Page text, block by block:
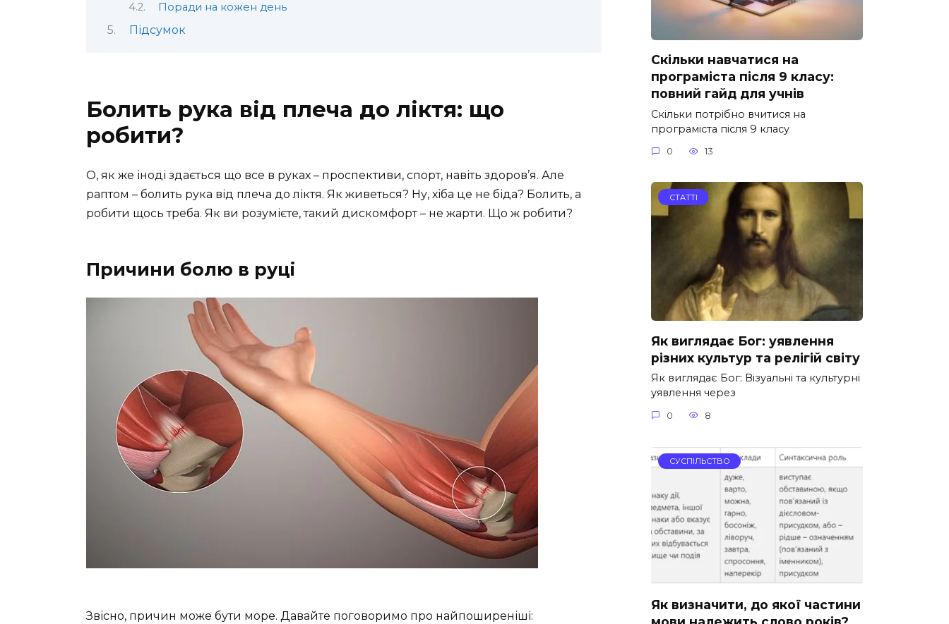
Поради на кожен день
Підсумок
Болить рука від плеча до ліктя: що
робити?
О, як же іноді здається що все в руках – проспективи, спорт, навіть здоров’я. Але
раптом – болить рука від плеча до ліктя. Як живеться? Ну, хіба це не біда? Болить, а
робити щось треба. Як ви розумієте, такий дискомфорт – не жарти. Що ж робити?
Причини болю в руці
Звісно, причин може бути море. Давайте поговоримо про найпоширеніші:
Скільки навчатися на
програміста після 9 класу:
повний гайд для учнів
Скільки потрібно вчитися на
програміста після 9 класу
0 13
СТАТТІ
Як виглядає Бог: уявлення
різних культур та релігій світу
Як виглядає Бог: Візуальні та культурні
уявлення через
0 8
СУСПІЛЬСТВО
Як визначити, до якої частини